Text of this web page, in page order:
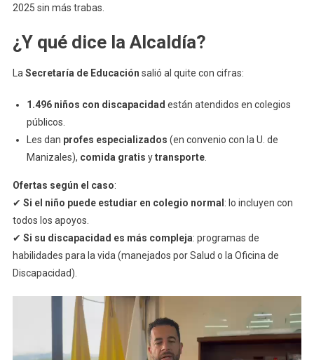
2025 sin más trabas.
¿Y qué dice la Alcaldía?
LaSecretaría de Educación salió al quite con cifras:
1.496 niños con discapacidad están atendidos en colegios
públicos.
Les dan profes especializados (en convenio con la U. de
Manizales), comida gratis ytransporte.
Ofertas según el caso:
✔ Si el niño puede estudiar en colegio normal : lo incluyen con
todos los apoyos.
✔ Si su discapacidad es más compleja: programas de
habilidades para la vida (manejados por Salud o la Oficina de
Discapacidad).